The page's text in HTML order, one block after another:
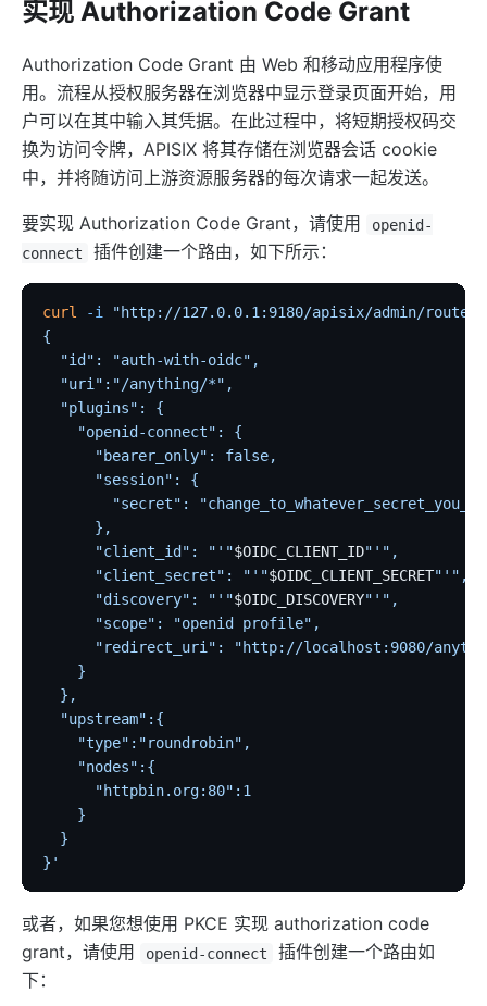
实现 Authorization Code Grant
Authorization Code Grant 由 Web 和移动应用程序使
用。流程从授权服务器在浏览器中显示登录页面开始，用
户可以在其中输入其凭据。在此过程中，将短期授权码交
换为访问令牌，APISIX 将其存储在浏览器会话 cookie
中，并将随访问上游资源服务器的每次请求一起发送。
要实现 Authorization Code Grant，请使用
openid-
connect
插件创建一个路由，如下所示：
curl -i "http://127.0.0.1:9180/apisix/admin/routes"
{
  "id": "auth-with-oidc",
  "uri":"/anything/*",
  "plugins": {
    "openid-connect": {
      "bearer_only": false,
      "session": {
"secret":
      },
      "client_id": "'"
$OIDC_CLIENT_ID"'",
      "client_secret": "'"
$OIDC_CLIENT_SECRET"'",
      "discovery": "'"
$OIDC_DISCOVERY"'",
      "scope": "openid profile",
"redirect_uri": "http://localhost:9080/
    }
  },
  "upstream":{
    "type":"roundrobin",
    "nodes":{
      "httpbin.org:80":1
    }
  }
}'
或者，如果您想使用 PKCE 实现 authorization code
grant，请使用
openid-connect
插件创建一个路由如
下：